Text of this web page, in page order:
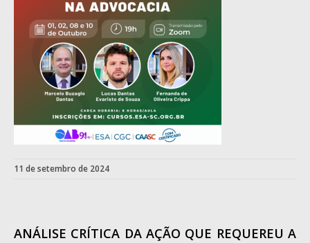
11 de setembro de 2024
ANÁLISE CRÍTICA DA AÇÃO QUE REQUEREU A